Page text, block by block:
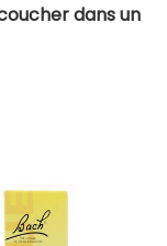
dans un